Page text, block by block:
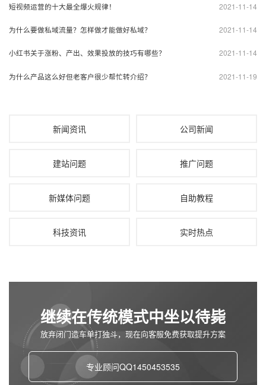
2021-11-14
短视频运营的十大最全爆火规律！
2021-11-14
为什么要做私域流量？怎样做才能做好私域？
2021-11-14
小红书关于涨粉、产出、效果投放的技巧有哪些？
2021-11-19
为什么产品这么好但老客户很少帮忙转介绍？
新闻资讯 公司新闻
建站问题 推广问题
新媒体问题 自助教程
科技资讯 实时热点
继续在传统模式中坐以待毙
放弃闭门造车单打独斗，现在向客服免费获取提升方案
专业顾问QQ1450453535